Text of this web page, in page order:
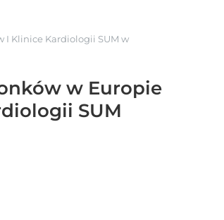
I Klinice Kardiologii SUM w
w Europie
SUM